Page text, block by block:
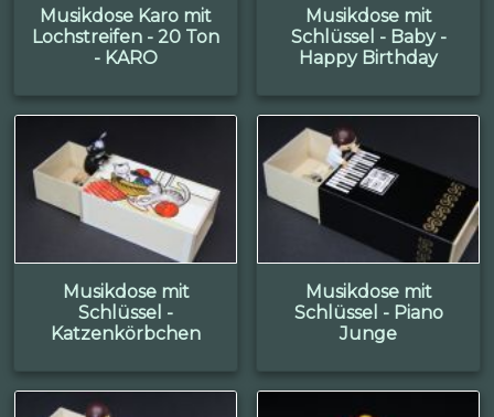
Musikdose Karo mit
Lochstreifen - 20 Ton
- KARO
Musikdose mit
Schlüssel - Baby -
Happy Birthday
Musikdose mit
Schlüssel -
Katzenkörbchen
Musikdose mit
Schlüssel - Piano
Junge